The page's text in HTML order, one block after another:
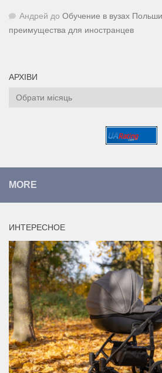
Андрей до Обучение в вузах
преимущества для иностранцев
АРХІВИ
Архіви
MORE
ИНТЕРЕСНОЕ